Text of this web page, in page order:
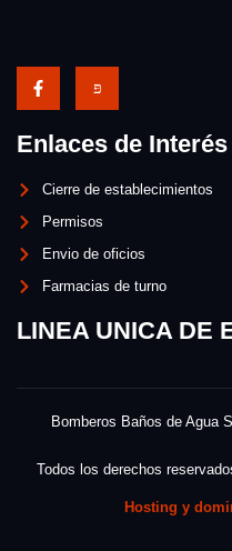
Enlaces de Interés
Cierre de establecimientos
Permisos
Envio de oficios
Farmacias de turno
LINEA UNICA DE
Bomberos Baños de Agua
Todos los derechos
Hosting y